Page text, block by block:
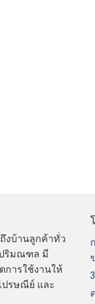
งบ้านลูกค้าทั่ว
ปริมณฑล มี
การใช้งานให้
ปรษณีย์ และ